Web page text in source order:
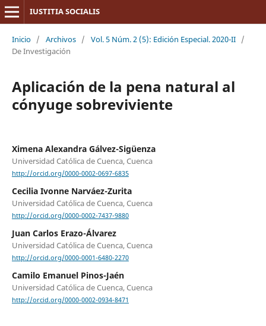
IUSTITIA SOCIALIS
Inicio / Archivos / Vol. 5 Núm. 2 (5): Edición Especial. 2020-II /
De Investigación
Aplicación de la pena natural al
cónyuge sobreviviente
Ximena Alexandra Gálvez-Sigüenza
Universidad Católica de Cuenca, Cuenca
http://orcid.org/0000-0002-0697-6835
Cecilia Ivonne Narváez-Zurita
Universidad Católica de Cuenca, Cuenca
http://orcid.org/0000-0002-7437-9880
Juan Carlos Erazo-Álvarez
Universidad Católica de Cuenca, Cuenca
http://orcid.org/0000-0001-6480-2270
Camilo Emanuel Pinos-Jaén
Universidad Católica de Cuenca, Cuenca
http://orcid.org/0000-0002-0934-8471